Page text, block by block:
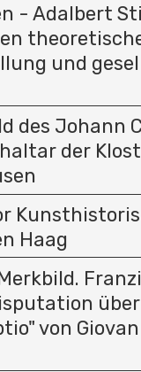
- Adalbert
und
des Johann
der
Haag
von